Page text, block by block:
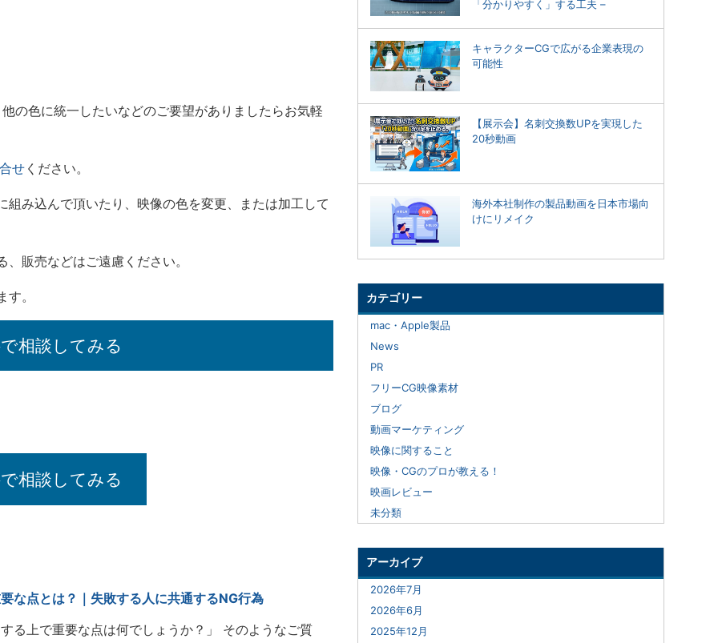
の色に統一したいなどのご要望がありましたらお気軽
せ ください。
み込んで頂いたり、映像の色を変更、または加工して
販売などはご遠慮ください。
。
相談してみる
相談してみる
な点とは？｜失敗する人に共通するNG行為
する上で重要な点は何でしょうか？」 そのようなご質
「分かりやすく」する工夫 –
キャラクターCGで広がる企業表現の
可能性
【展示会】名刺交換数UPを実現した
20秒動画
海外本社制作の製品動画を日本市場向
けにリメイク
カテゴリー
mac・Apple製品
News
PR
フリーCG映像素材
ブログ
動画マーケティング
映像に関すること
映像・CGのプロが教える！
映画レビュー
未分類
アーカイブ
2026年7月
2026年6月
2025年12月